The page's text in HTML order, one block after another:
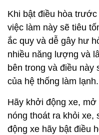
Khi bật điều hòa
việc làm này sẽ tiêu
ắc quy và dễ gây hư
nhiều năng lượng và
bên trong và điều
của hệ thống làm lạnh.
Hãy khởi động xe,
nóng thoát ra khỏi xe,
động xe hãy bật điều